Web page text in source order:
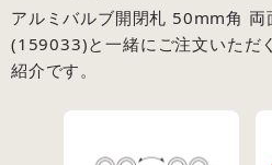
アルミバルブ開閉札 50mm角 両
(159033)と一緒にご注文いただ
紹介です。